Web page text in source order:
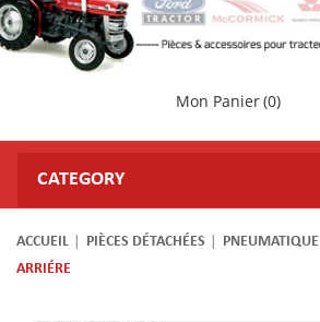
Mon Panier(0)
CATEGORY
ACCUEIL PIÈCES DÉTACHÉES PNEUMATIQUE
ARRIÉRE